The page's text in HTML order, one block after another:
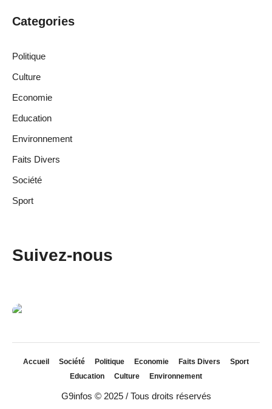
Categories
Politique
Culture
Economie
Education
Environnement
Faits Divers
Société
Sport
Suivez-nous
Accueil Société Politique Economie Faits Divers
Sport
Education
Culture Environnement
G9infos © 2025 / Tous droits réservés